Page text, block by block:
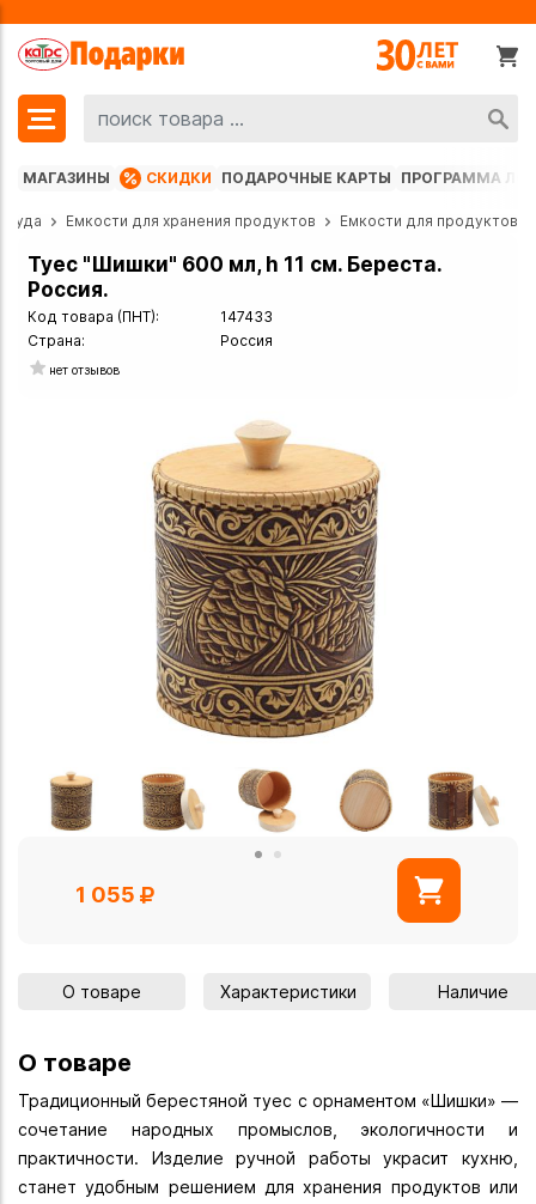
МАГАЗИНЫ СКИДКИ ПОДАРОЧНЫЕ КАРТЫ ПРОГРАММА
Емкости для хранения продуктов Емкости для продуктов
Туес "Шишки" 600 мл, h 11 см. Береста.
Россия.
Код товара (ПНТ):
147433
Страна:
Россия
нет отзывов
1 055
О товаре Характеристики Наличие
О товаре
Традиционный берестяной туес с орнаментом «Шишки» —
сочетание народных промыслов, экологичности и
практичности. Изделие ручной работы украсит кухню,
станет удобным решением для хранения продуктов или